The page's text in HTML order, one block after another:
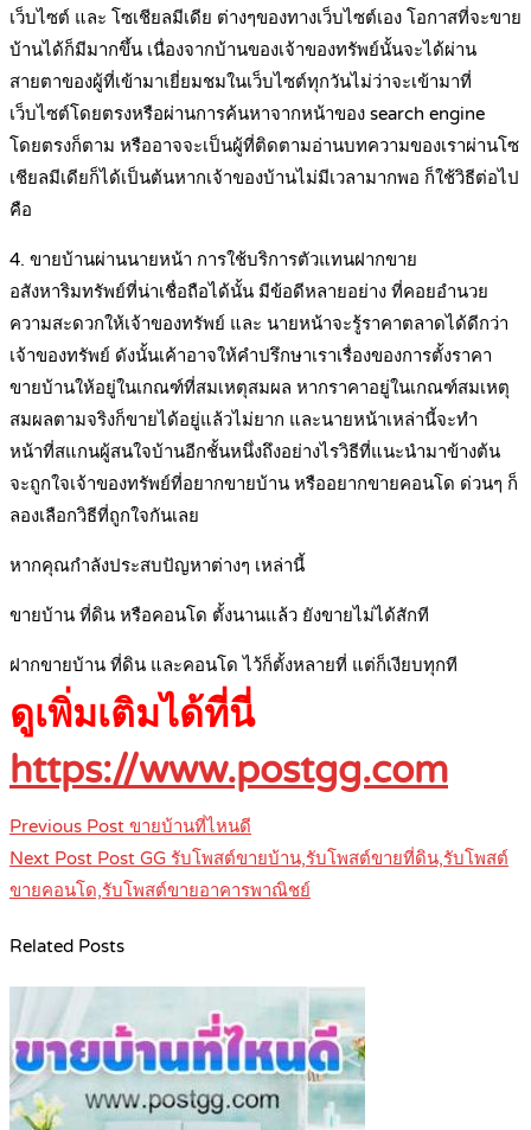
เว็บไซต์ และ โซเชียลมีเดีย ต่างๆของทางเว็บไซต์เอง โอกาสที่จะขาย
บ้านได้ก็มีมากขึ้น เนื่องจากบ้านของเจ้าของทรัพย์นั้นจะได้ผ่าน
สายตาของผู้ที่เข้ามาเยี่ยมชมในเว็บไซต์ทุกวันไม่ว่าจะเข้ามาที่
เว็บไซต์โดยตรงหรือผ่านการค้นหาจากหน้าของ search engine
โดยตรงก็ตาม หรืออาจจะเป็นผู้ที่ติดตามอ่านบทความของเราผ่านโซ
เชียลมีเดียก็ได้เป็นต้นหากเจ้าของบ้านไม่มีเวลามากพอ ก็ใช้วิธีต่อไป
คือ
4. ขายบ้านผ่านนายหน้า การใช้บริการตัวแทนฝากขาย
อสังหาริมทรัพย์ที่น่าเชื่อถือได้นั้น มีข้อดีหลายอย่าง ที่คอยอำนวย
ความสะดวกให้เจ้าของทรัพย์ และ นายหน้าจะรู้ราคาตลาดได้ดีกว่า
เจ้าของทรัพย์ ดังนั้นเค้าอาจให้คำปรึกษาเราเรื่องของการตั้งราคา
ขายบ้านให้อยู่ในเกณฑ์ที่สมเหตุสมผล หากราคาอยู่ในเกณฑ์สมเหตุ
สมผลตามจริงก็ขายได้อยู่แล้วไม่ยาก และนายหน้าเหล่านี้จะทำ
หน้าที่สแกนผู้สนใจบ้านอีกชั้นหนึ่งถึงอย่างไรวิธีที่แนะนำมาข้างต้น
จะถูกใจเจ้าของทรัพย์ที่อยากขายบ้าน หรืออยากขายคอนโด ด่วนๆ ก็
ลองเลือกวิธีที่ถูกใจกันเลย
หากคุณกำลังประสบปัญหาต่างๆ เหล่านี้
ขายบ้าน ที่ดิน หรือคอนโด ตั้งนานแล้ว ยังขายไม่ได้สักที
ฝากขายบ้าน ที่ดิน และคอนโด ไว้ก็ตั้งหลายที่ แต่ก็เงียบทุกที
ดูเพิ่มเติมได้ที่นี่
https://www.postgg.com
Post
navigation
Previous Post ขายบ้านที่ไหนดี
Next Post Post GG รับโพสต์ขายบ้าน,รับโพสต์ขายที่ดิน,รับโพสต์
ขายคอนโด,รับโพสต์ขายอาคารพาณิชย์
Related Posts